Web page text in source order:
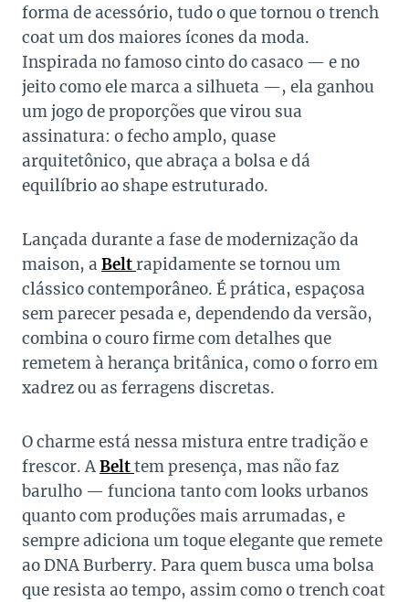
forma de acessório, tudo o que tornou o trench
coat um dos maiores ícones da moda.
Inspirada no famoso cinto do casaco — e no
jeito como ele marca a silhueta —, ela ganhou
um jogo de proporções que virou sua
assinatura: o fecho amplo, quase
arquitetônico, que abraça a bolsa e dá
equilíbrio ao shape estruturado.
Lançada durante a fase de modernização da
maison, a Beltrapidamente se tornou um
clássico contemporâneo. É prática, espaçosa
sem parecer pesada e, dependendo da versão,
combina o couro firme com detalhes que
remetem à herança britânica, como o forro em
xadrez ou as ferragens discretas.
O charme está nessa mistura entre tradição e
frescor. ABelttem presença, mas não faz
barulho — funciona tanto com looks urbanos
quanto com produções mais arrumadas, e
sempre adiciona um toque elegante que remete
ao DNA Burberry. Para quem busca uma bolsa
que resista ao tempo, assim como o trench coat